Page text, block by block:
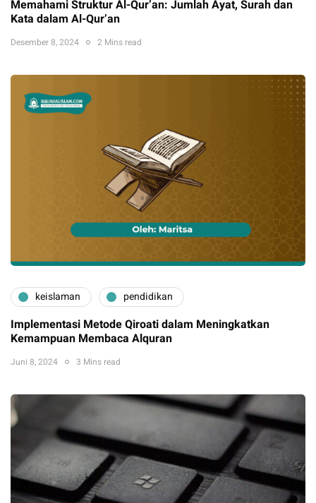
Memahami Struktur Al-Qur’an: Jumlah Ayat, Surah dan
Kata dalam Al-Qur’an
Desember 8, 2024 2 Mins read
keislaman pendidikan
Implementasi Metode Qiroati dalam Meningkatkan
Kemampuan Membaca Alquran
Juni 8, 2024 3 Mins read